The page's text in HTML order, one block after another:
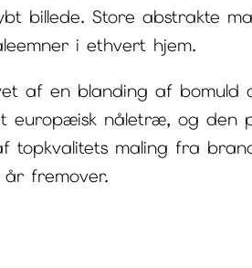
billede. Store abstrakte
i ethvert hjem.
af en blanding af bomuld
europæisk nåletræ, og den
topkvalitets maling fra
fremover.